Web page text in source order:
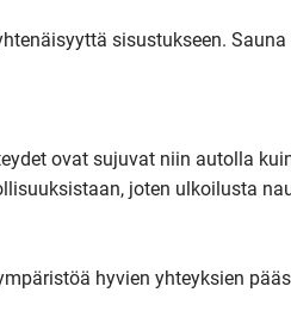
sisustukseen. Sauna
ovat sujuvat niin autolla
joten ulkoilusta
hyvien yhteyksien